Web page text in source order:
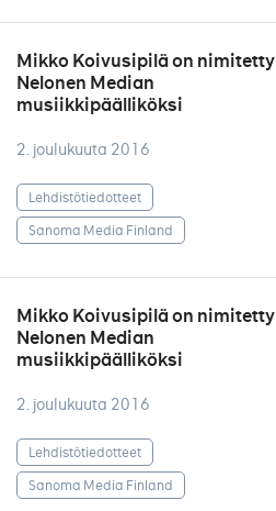
Mikko Koivusipilä on nimitetty
Nelonen Median
musiikkipäälliköksi
2. joulukuuta 2016
Lehdistötiedotteet
Sanoma Media Finland
Mikko Koivusipilä on nimitetty
Nelonen Median
musiikkipäälliköksi
2. joulukuuta 2016
Lehdistötiedotteet
Sanoma Media Finland